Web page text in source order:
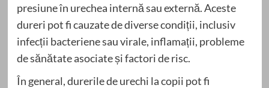
presiune în urechea internă sau externă. Aceste
dureri pot fi cauzate de diverse condiții, inclusiv
infecții bacteriene sau virale, inflamații, probleme
de sănătate asociate și factori de risc.
În general, durerile de urechi la copii pot fi